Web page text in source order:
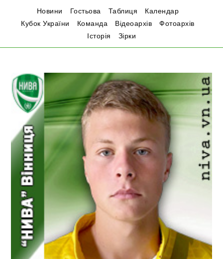
Новини Гостьова Таблиця
Календар
Кубок України
Команда Відеоархів
Фотоархів
Історія
Зірки